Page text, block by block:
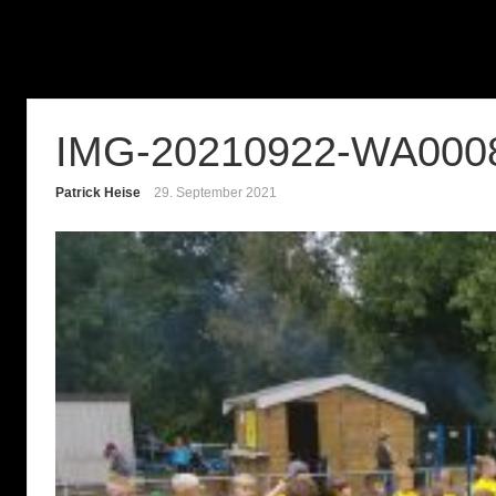
IMG-20210922-
Patrick Heise 29. September 2021